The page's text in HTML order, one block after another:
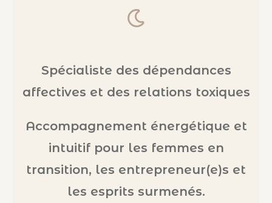
Spécialiste des dépendances
affectives et des relations toxiques
Accompagnement énergétique et
intuitif pour les femmes en
transition, les entrepreneur(e)s et
les esprits surmenés.